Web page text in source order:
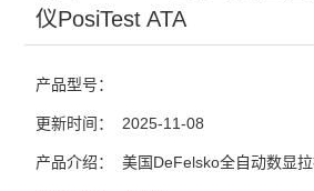
仪PosiTest ATA
产品型号：
更新时间： 2025-11-08
产品介绍： 美国DeFelsko全自动数显